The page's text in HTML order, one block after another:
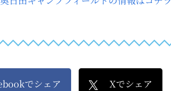
でシェア Xでシェア